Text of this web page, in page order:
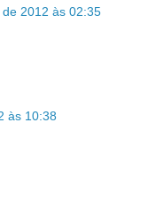
2012 às 02:35
às 10:38